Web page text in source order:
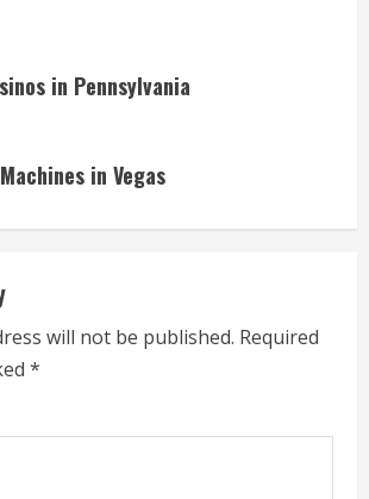
in Pennsylvania
in Vegas
will not be published. Required
*